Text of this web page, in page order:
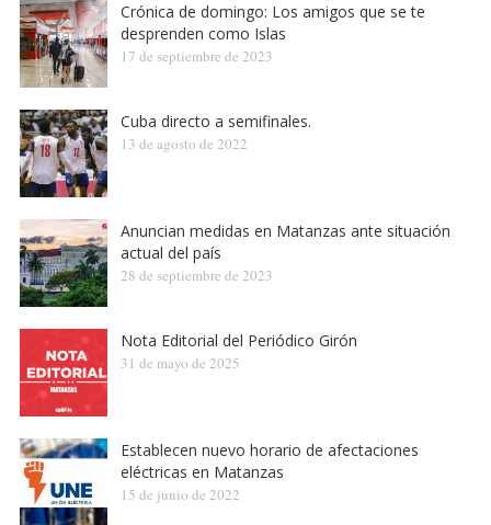
Crónica de domingo: Los amigos que se te
desprenden como Islas
17 de septiembre de 2023
Cuba directo a semifinales.
13 de agosto de 2022
Anuncian medidas en Matanzas ante situación
actual del país
28 de septiembre de 2023
Nota Editorial del Periódico Girón
31 de mayo de 2025
Establecen nuevo horario de afectaciones
eléctricas en Matanzas
15 de junio de 2022